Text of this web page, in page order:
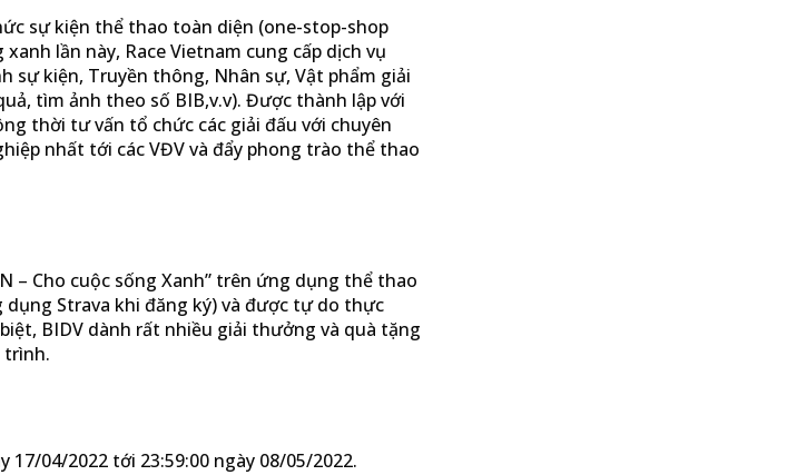
sự kiện thể thao toàn diện (one-stop-shop
lần này, Race Vietnam cung cấp dịch vụ
sự kiện, Truyền thông, Nhân sự, Vật phẩm giải
tìm ảnh theo số BIB,v.v). Được thành lập với
thời tư vấn tổ chức các giải đấu với chuyên
nhất tới các VĐV và đẩy phong trào thể thao
– Cho cuộc sống Xanh” trên ứng dụng thể thao
Strava khi đăng ký) và được tự do thực
BIDV dành rất nhiều giải thưởng và quà tặng
trình.
04/2022 tới 23:59:00 ngày 08/05/2022.